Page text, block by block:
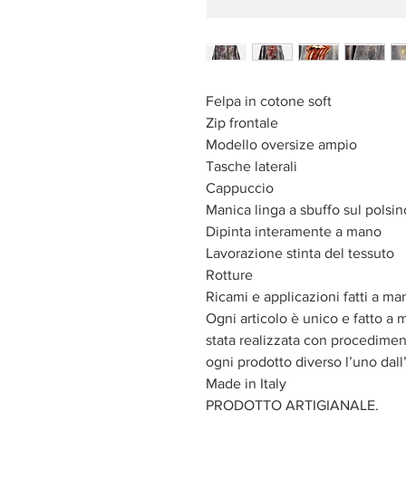
Felpa in cotone soft
Zip frontale
Modello oversize ampio
Tasche laterali
Cappuccio
Manica linga a sbuffo sul
Dipinta interamente a mano
Lavorazione stinta del tessuto
Rotture
Ricami e applicazioni fatti a
Ogni articolo è unico e fatto a
stata realizzata con
ogni prodotto diverso l’uno
Made in Italy
PRODOTTO ARTIGIANALE.